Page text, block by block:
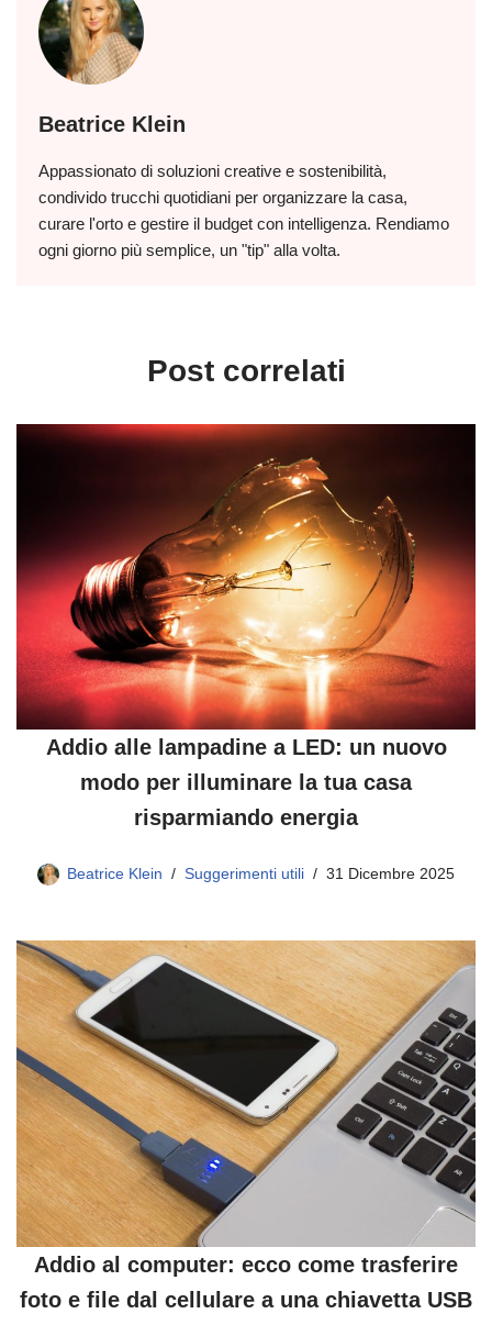
Beatrice Klein
Appassionato di soluzioni creative e sostenibilità,
condivido trucchi quotidiani per organizzare la casa,
curare l'orto e gestire il budget con intelligenza. Rendiamo
ogni giorno più semplice, un "tip" alla volta.
Post correlati
Addio alle lampadine a LED: un nuovo
modo per illuminare la tua casa
risparmiando energia
Beatrice Klein Suggerimenti utili 31 Dicembre 2025
Addio al computer: ecco come trasferire
foto e file dal cellulare a una chiavetta USB